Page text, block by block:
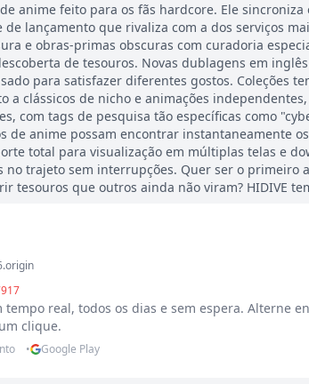
anime feito para os fãs hardcore. Ele
de lançamento que rivaliza com a dos serviços
e obras-primas obscuras com curadoria
de tesouros. Novas dublagens em
para satisfazer diferentes gostos. Coleções
a clássicos de nicho e animações
com tags de pesquisa tão específicas como
de anime possam encontrar instantaneamente
total para visualização em múltiplas telas e
no trajeto sem interrupções. Quer ser o primeiro
tesouros que outros ainda não viram? HIDIVE
tempo real, todos os dias e sem espera. Alterne
clique.
• Google Play